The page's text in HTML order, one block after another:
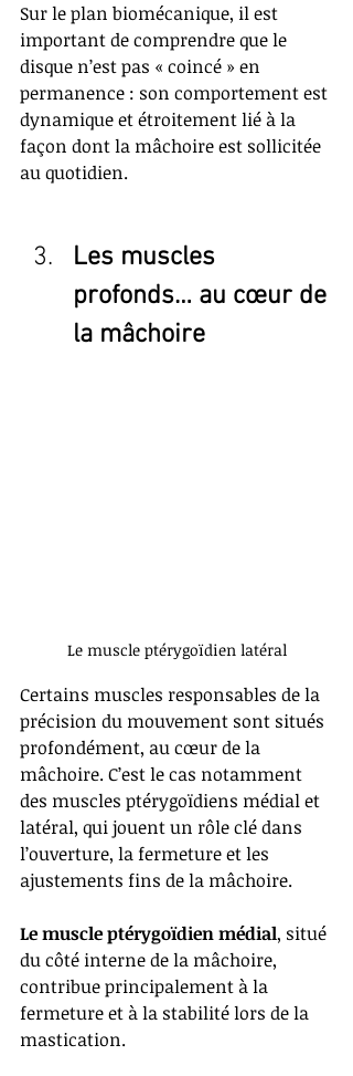
Sur le plan biomécanique, il est
important de comprendre que le
disque n’est pas « coincé » en
permanence : son comportement est
dynamique et étroitement lié à la
façon dont la mâchoire est sollicitée
au quotidien.
Les muscles
profonds… au cœur de
la mâchoire
Le muscle ptérygoïdien latéral
Certains muscles responsables de la
précision du mouvement sont situés
profondément, au cœur de la
mâchoire. C’est le cas notamment
des muscles ptérygoïdiens médial et
latéral, qui jouent un rôle clé dans
l’ouverture, la fermeture et les
ajustements fins de la mâchoire.
Le muscle ptérygoïdien médial, situé
du côté interne de la mâchoire,
contribue principalement à la
fermeture et à la stabilité lors de la
mastication.